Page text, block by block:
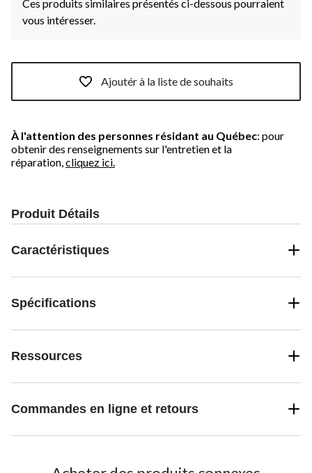
Ces produits similaires présentés ci-dessous pourraient
vous intéresser.
Ajoutér à la liste de souhaits
À l'attention des personnes résidant au Québec: pour
obtenir des renseignements sur l'entretien et la
réparation, cliquez ici.
Produit Détails
Caractéristiques
Spécifications
Ressources
Commandes en ligne et retours